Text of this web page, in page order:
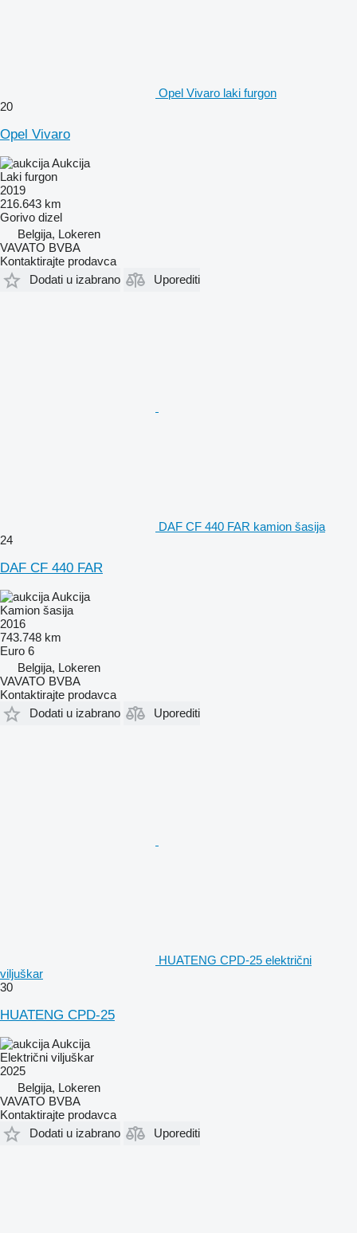
Opel Vivaro laki furgon
20
Opel Vivaro
Aukcija
Laki furgon
2019
216.643 km
Gorivo dizel
Belgija, Lokeren
VAVATO BVBA
Kontaktirajte prodavca
Dodati u izabrano
Uporediti
DAF CF 440 FAR kamion šasija
24
DAF CF 440 FAR
Aukcija
Kamion šasija
2016
743.748 km
Euro 6
Belgija, Lokeren
VAVATO BVBA
Kontaktirajte prodavca
Dodati u izabrano
Uporediti
HUATENG CPD-25 električni
viljuškar
30
HUATENG CPD-25
Aukcija
Električni viljuškar
2025
Belgija, Lokeren
VAVATO BVBA
Kontaktirajte prodavca
Dodati u izabrano
Uporediti